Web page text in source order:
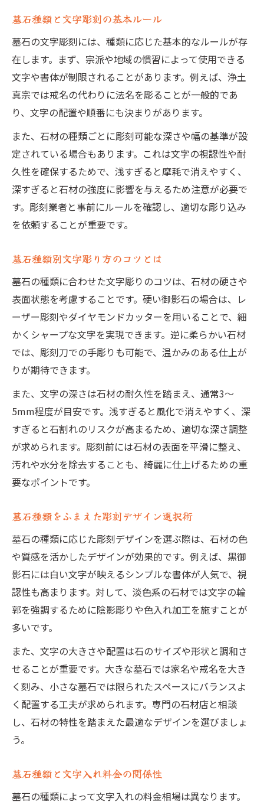
墓石種類と文字彫刻の基本ルール
墓石の文字彫刻には、種類に応じた基本的なルールが存
在します。まず、宗派や地域の慣習によって使用できる
文字や書体が制限されることがあります。例えば、浄土
真宗では戒名の代わりに法名を彫ることが一般的であ
り、文字の配置や順番にも決まりがあります。
また、石材の種類ごとに彫刻可能な深さや幅の基準が設
定されている場合もあります。これは文字の視認性や耐
久性を確保するためで、浅すぎると摩耗で消えやすく、
深すぎると石材の強度に影響を与えるため注意が必要で
す。彫刻業者と事前にルールを確認し、適切な彫り込み
を依頼することが重要です。
墓石種類別文字彫り方のコツとは
墓石の種類に合わせた文字彫りのコツは、石材の硬さや
表面状態を考慮することです。硬い御影石の場合は、レ
ーザー彫刻やダイヤモンドカッターを用いることで、細
かくシャープな文字を実現できます。逆に柔らかい石材
では、彫刻刀での手彫りも可能で、温かみのある仕上が
りが期待できます。
また、文字の深さは石材の耐久性を踏まえ、通常3～
5mm程度が目安です。浅すぎると風化で消えやすく、深
すぎると石割れのリスクが高まるため、適切な深さ調整
が求められます。彫刻前には石材の表面を平滑に整え、
汚れや水分を除去することも、綺麗に仕上げるための重
要なポイントです。
墓石種類をふまえた彫刻デザイン選択術
墓石の種類に応じた彫刻デザインを選ぶ際は、石材の色
や質感を活かしたデザインが効果的です。例えば、黒御
影石には白い文字が映えるシンプルな書体が人気で、視
認性も高まります。対して、淡色系の石材では文字の輪
郭を強調するために陰影彫りや色入れ加工を施すことが
多いです。
また、文字の大きさや配置は石のサイズや形状と調和さ
せることが重要です。大きな墓石では家名や戒名を大き
く刻み、小さな墓石では限られたスペースにバランスよ
く配置する工夫が求められます。専門の石材店と相談
し、石材の特性を踏まえた最適なデザインを選びましょ
う。
墓石種類と文字入れ料金の関係性
墓石の種類によって文字入れの料金相場は異なります。